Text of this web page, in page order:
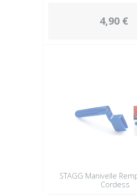
4,90 €
STAGG Manivelle
Cordess